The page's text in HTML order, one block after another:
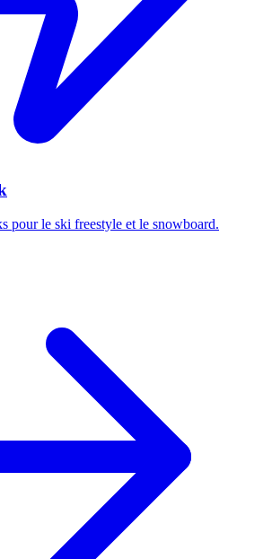
pour le ski freestyle et le snowboard.